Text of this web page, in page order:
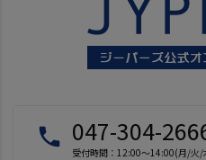
local_phone 047-304-
受付時間：12:00～14:00(月/火